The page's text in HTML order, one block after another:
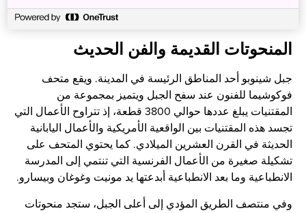
المنحوتات القديمة والفن الحديث
جبل شينوبو أحد المناطق الرئيسة في المدينة. ويقع متحف
فوكوشيما للفنون عند سفح الجبل ويتميز بمجموعة من
المقتنيات يبلغ عددها حوالي 3800 قطعة، إذ تتراوح الأعمال التي
تجسد هذه المقتنيات بين الواقعية الأمريكية والأعمال اليابانية
الحديثة في القرن العشرين الميلادي. كما يحتوي المتحف على
تشكيلة صغيرة من الأعمال الفرنسية التي تنتمي إلى المدرسة
الانطباعية وما بعد الانطباعية أبدعتها يد مونيت وغوغان وبيسارو.
وفي منتصف الطريق المؤدي إلى أعلى الجبل، ستجد منحوتات